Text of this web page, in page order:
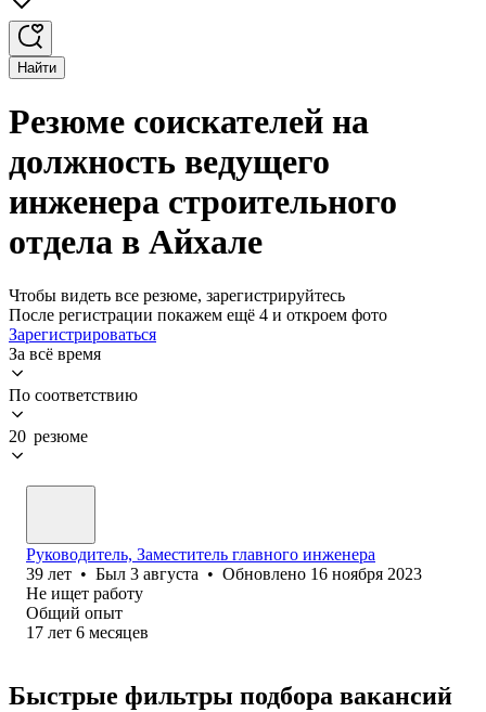
Найти
Резюме соискателей на
должность ведущего
инженера строительного
отдела в Айхале
Чтобы видеть все резюме, зарегистрируйтесь
После регистрации покажем ещё 4 и откроем фото
Зарегистрироваться
За всё время
По соответствию
20 резюме
Руководитель, Заместитель главного инженера
39 лет • Был 3 августа • Обновлено 16 ноября 2023
Не ищет работу
Общий опыт
17 лет 6 месяцев
Быстрые фильтры подбора вакансий